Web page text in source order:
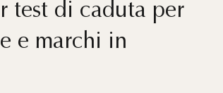
test di caduta per
e marchi in
test di caduta per
e marchi in